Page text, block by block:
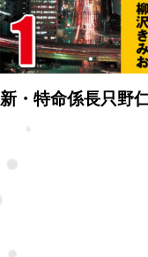
新・特命係長只野